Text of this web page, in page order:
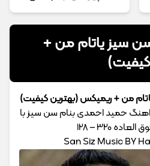
سیز یاتام من +
من + ریمیکس (بهترین کیفیت)
اهنگ حمید احمدی بنام سن سیز با
320 – 128